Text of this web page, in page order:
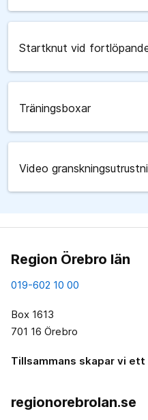
Startknut vid
Träningsboxar
Video
Region Örebro län
019-602 10 00
Box 1613
701 16 Örebro
Tillsammans skapar vi
regionorebrolan.se